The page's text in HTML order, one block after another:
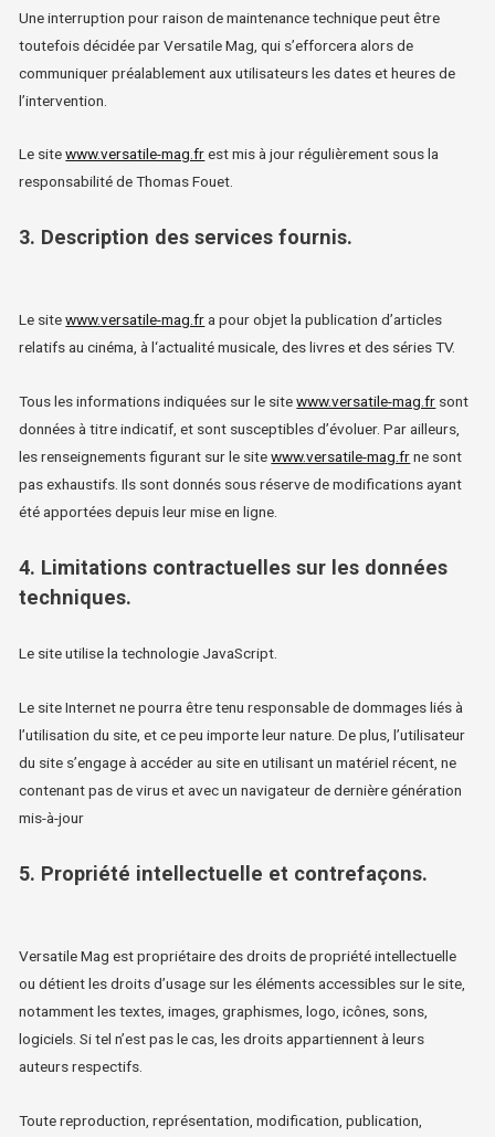
Une interruption pour raison de maintenance technique peut être
toutefois décidée par Versatile Mag, qui s’efforcera alors de
communiquer préalablement aux utilisateurs les dates et heures de
l’intervention.
Le sitewww.versatile-mag.fr est mis à jour régulièrement sous la
responsabilité de Thomas Fouet.
3. Description des services fournis.
Le sitewww.versatile-mag.fra pour objet la publication d’articles
relatifs au cinéma, à l‘actualité musicale, des livres et des séries TV.
Tous les informations indiquées sur le sitewww.versatile-mag.fr sont
données à titre indicatif, et sont susceptibles d’évoluer. Par ailleurs,
les renseignements figurant sur le sitewww.versatile-mag.fr ne sont
pas exhaustifs. Ils sont donnés sous réserve de modifications ayant
été apportées depuis leur mise en ligne.
4. Limitations contractuelles sur les données
techniques.
Le site utilise la technologie JavaScript.
Le site Internet ne pourra être tenu responsable de dommages liés à
l’utilisation du site, et ce peu importe leur nature. De plus, l’utilisateur
du site s’engage à accéder au site en utilisant un matériel récent, ne
contenant pas de virus et avec un navigateur de dernière génération
mis-à-jour
5. Propriété intellectuelle et contrefaçons.
Versatile Mag est propriétaire des droits de propriété intellectuelle
ou détient les droits d’usage sur les éléments accessibles sur le site,
notamment les textes, images, graphismes, logo, icônes, sons,
logiciels. Si tel n’est pas le cas, les droits appartiennent à leurs
auteurs respectifs.
Toute reproduction, représentation, modification, publication,